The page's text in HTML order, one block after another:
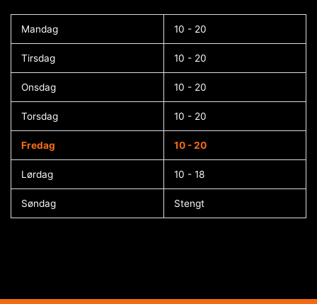
Mandag 10 - 20
Tirsdag 10 - 20
Onsdag 10 - 20
Torsdag 10 - 20
Fredag 10 - 20
Lørdag 10 - 18
Søndag Stengt